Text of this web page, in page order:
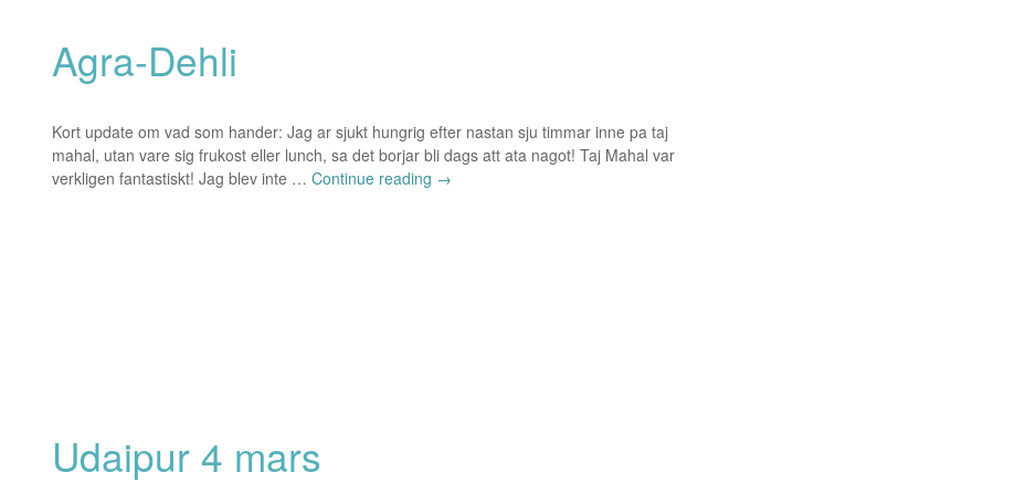
Agra-Dehli
Kort update om vad som hander: Jag ar sjukt hungrig efter nastan sju timmar inne pa taj
mahal, utan vare sig frukost eller lunch, sa det borjar bli dags att ata nagot! Taj Mahal var
verkligen fantastiskt! Jag blev inte … Continue reading →
Udaipur 4 mars